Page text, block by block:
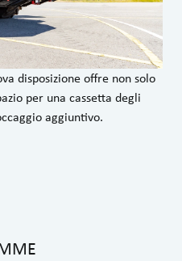
disposizione offre non solo
per una cassetta degli
aggiuntivo.